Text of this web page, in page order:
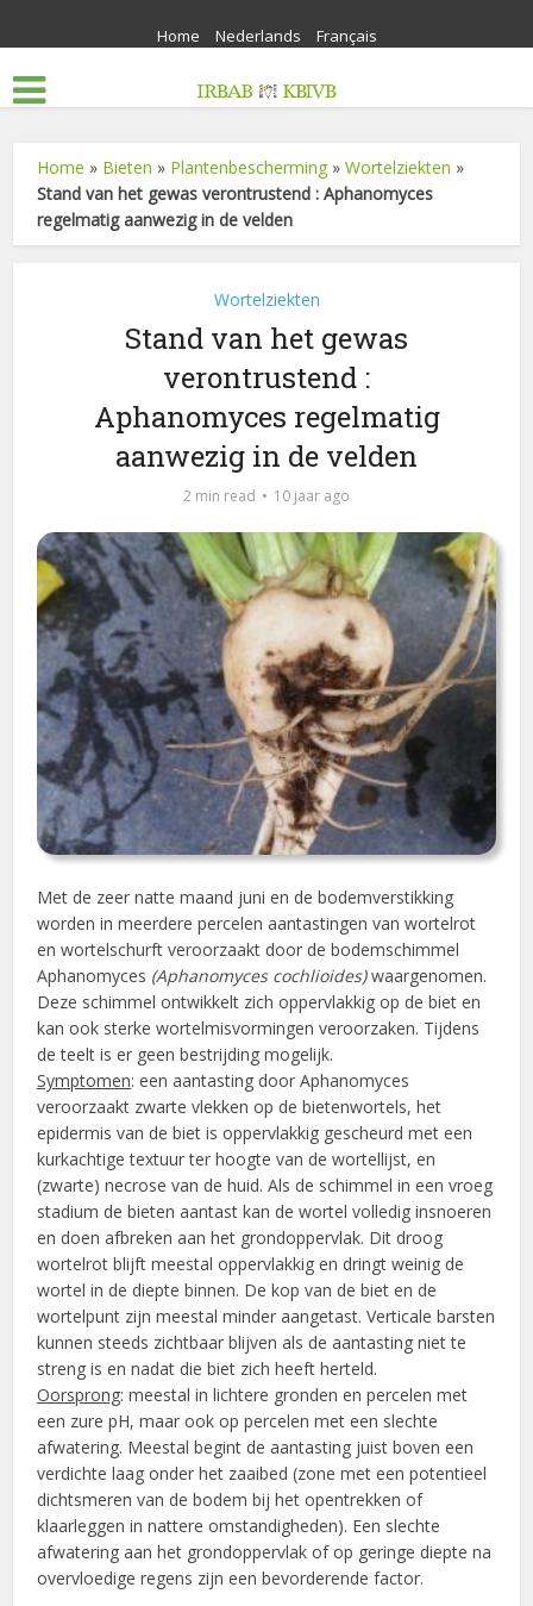
Home Nederlands Français
Home » Bieten » Plantenbescherming »Wortelziekten »
Stand van het gewas verontrustend : Aphanomyces
regelmatig aanwezig in de velden
Wortelziekten
Stand van het gewas
verontrustend :
Aphanomyces regelmatig
aanwezig in de velden
2 min read 10 jaar ago
Met de zeer natte maand juni en de bodemverstikking
worden in meerdere percelen aantastingen van wortelrot
en wortelschurft veroorzaakt door de bodemschimmel
Aphanomyces (Aphanomyces cochlioides)waargenomen.
Deze schimmel ontwikkelt zich oppervlakkig op de biet en
kan ook sterke wortelmisvormingen veroorzaken. Tijdens
de teelt is er geen bestrijding mogelijk.
Symptomen: een aantasting door Aphanomyces
veroorzaakt zwarte vlekken op de bietenwortels, het
epidermis van de biet is oppervlakkig gescheurd met een
kurkachtige textuur ter hoogte van de wortellijst, en
(zwarte) necrose van de huid. Als de schimmel in een vroeg
stadium de bieten aantast kan de wortel volledig insnoeren
en doen afbreken aan het grondoppervlak. Dit droog
wortelrot blijft meestal oppervlakkig en dringt weinig de
wortel in de diepte binnen. De kop van de biet en de
wortelpunt zijn meestal minder aangetast. Verticale barsten
kunnen steeds zichtbaar blijven als de aantasting niet te
streng is en nadat die biet zich heeft herteld.
Oorsprong: meestal in lichtere gronden en percelen met
een zure pH, maar ook op percelen met een slechte
afwatering. Meestal begint de aantasting juist boven een
verdichte laag onder het zaaibed (zone met een potentieel
dichtsmeren van de bodem bij het opentrekken of
klaarleggen in nattere omstandigheden). Een slechte
afwatering aan het grondoppervlak of op geringe diepte na
overvloedige regens zijn een bevorderende factor.